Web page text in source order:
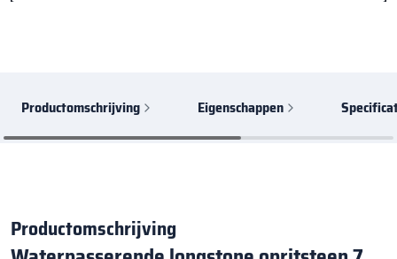
Productomschrijving Eigenschappen
Productomschrijving